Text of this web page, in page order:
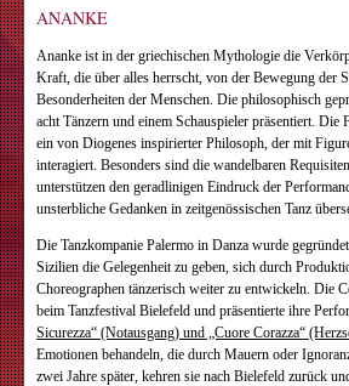
ANANKE
Ananke ist in der griechischen Mythologie die
Kraft, die über alles herrscht, von der Bewegung der
Besonderheiten der Menschen. Die philosophisch
acht Tänzern und einem Schauspieler präsentiert. Die
ein von Diogenes inspirierter Philosoph, der mit
interagiert. Besonders sind die wandelbaren
unterstützen den geradlinigen Eindruck der
unsterbliche Gedanken in zeitgenössischen Tanz
Die Tanzkompanie Palermo in Danza wurde
Sizilien die Gelegenheit zu geben, sich durch
Choreographen tänzerisch weiter zu entwickeln. Die
beim Tanzfestival Bielefeld und präsentierte ihre
Sicurezza“ (Notausgang) und „Cuore Corazza“
Emotionen behandeln, die durch Mauern oder
zwei Jahre später, kehren sie nach Bielefeld zurück